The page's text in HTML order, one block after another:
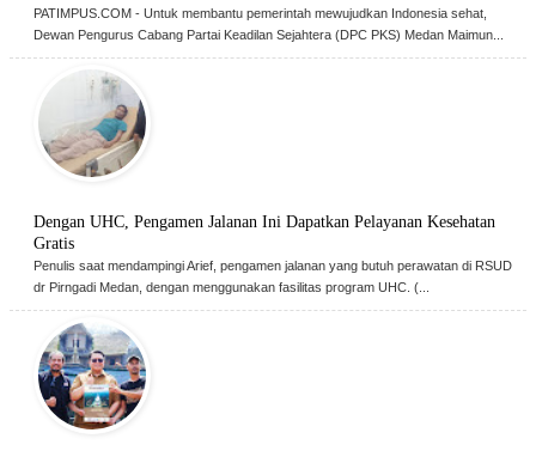
PATIMPUS.COM - Untuk membantu pemerintah mewujudkan Indonesia sehat,
Dewan Pengurus Cabang Partai Keadilan Sejahtera (DPC PKS) Medan Maimun...
Dengan UHC, Pengamen Jalanan Ini Dapatkan Pelayanan Kesehatan
Gratis
Penulis saat mendampingi Arief, pengamen jalanan yang butuh perawatan di RSUD
dr Pirngadi Medan, dengan menggunakan fasilitas program UHC. (...